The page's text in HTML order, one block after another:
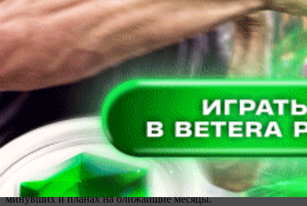
Александр КАНАНОВИЧ
Футзал. Александр Чибисов. Нахожусь в своей команде
Лучшим футзальным тренером Беларуси третий раз был
признан Александр ЧИБИСОВ — он привел “Столицу” к
золоту в чемпионате страны и выигрышу Кубка. В коллекции
42-летнего специалиста, тренерский дебют которого состоялся
в марте 2022 года, четыре победы в первенстве и по две в
Кубке и Суперкубке Беларуси. Результаты впечатляют.
Корреспондент “ПБ” встретился с Александром Валерьевичем
в день выхода команды из отпуска и побеседовал о днях
минувших и планах на ближайшие месяцы.